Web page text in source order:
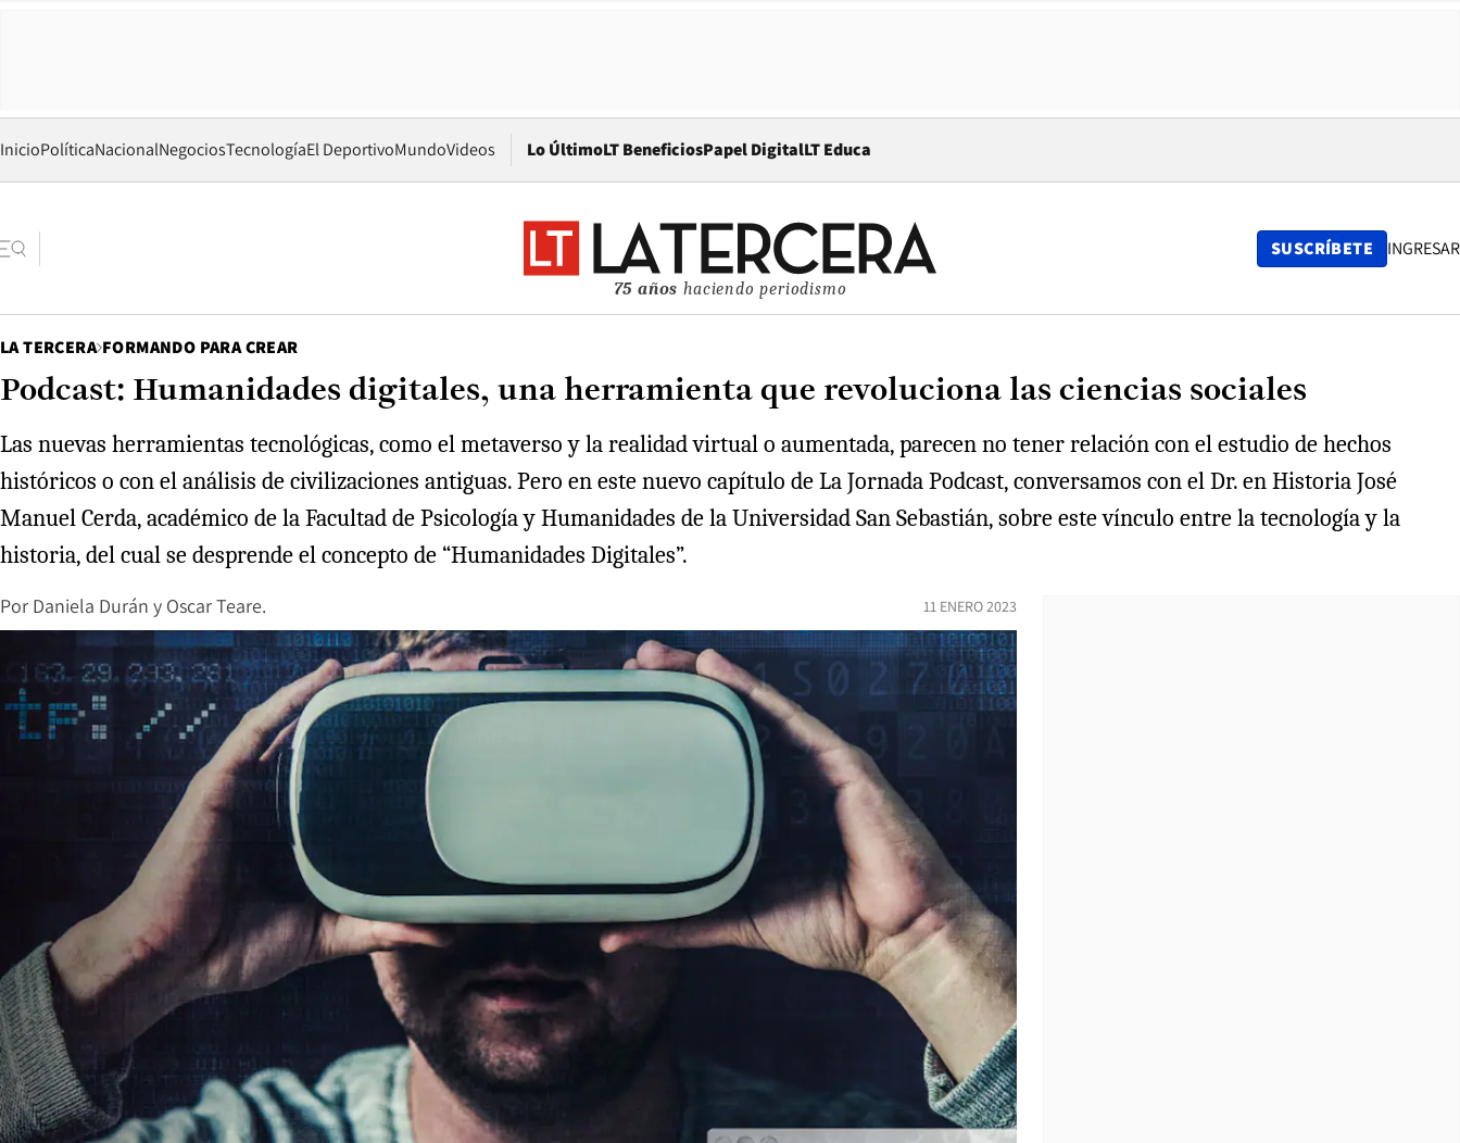
InicioPolíticaNacionalNegociosTecnologíaEl DeportivoMundoVideos Lo ÚltimoLT BeneficiosPapel DigitalOpens in new window
LT Educa
75 años haciendo periodismo
SUSCRÍBETE INGRESAR
LA TERCERA FORMANDO PARA CREAR
Podcast: Humanidades digitales, una herramienta que revoluciona las ciencias sociales
Las nuevas herramientas tecnológicas, como el metaverso y la realidad virtual o aumentada, parecen no tener relación con el estudio de hechos
históricos o con el análisis de civilizaciones antiguas. Pero en este nuevo capítulo de La Jornada Podcast, conversamos con el Dr. en Historia José
Manuel Cerda, académico de la Facultad de Psicología y Humanidades de la Universidad San Sebastián, sobre este vínculo entre la tecnología y la
historia, del cual se desprende el concepto de “Humanidades Digitales”.
Por Daniela Durán y Oscar Teare. 11 ENERO 2023